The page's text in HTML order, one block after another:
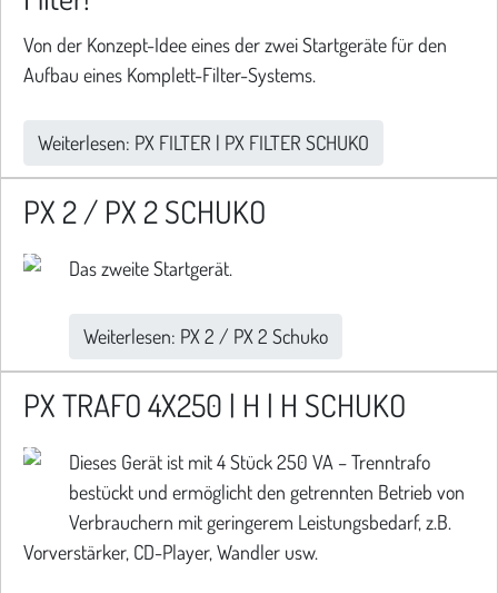
Von der Konzept-Idee eines der zwei Startgeräte für den
Aufbau eines Komplett-Filter-Systems.
Weiterlesen: PX FILTER | PX FILTER SCHUKO
PX 2 / PX 2 SCHUKO
Das zweite Startgerät.
Weiterlesen: PX 2 / PX 2 Schuko
PX TRAFO 4X250 | H | H SCHUKO
Dieses Gerät ist mit 4 Stück 250 VA – Trenntrafo
bestückt und ermöglicht den getrennten Betrieb von
Verbrauchern mit geringerem Leistungsbedarf, z.B.
Vorverstärker, CD-Player, Wandler usw.